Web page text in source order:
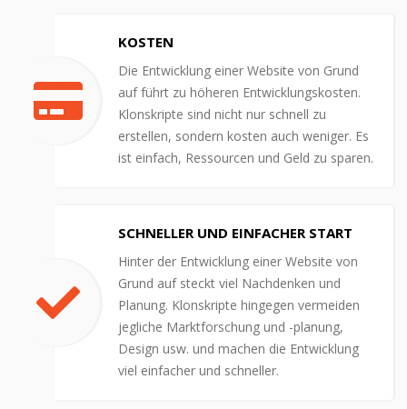
KOSTEN
Die Entwicklung einer Website von Grund
auf führt zu höheren Entwicklungskosten.
Klonskripte sind nicht nur schnell zu
erstellen, sondern kosten auch weniger. Es
ist einfach, Ressourcen und Geld zu sparen.
SCHNELLER UND EINFACHER START
Hinter der Entwicklung einer Website von
Grund auf steckt viel Nachdenken und
Planung. Klonskripte hingegen vermeiden
jegliche Marktforschung und -planung,
Design usw. und machen die Entwicklung
viel einfacher und schneller.